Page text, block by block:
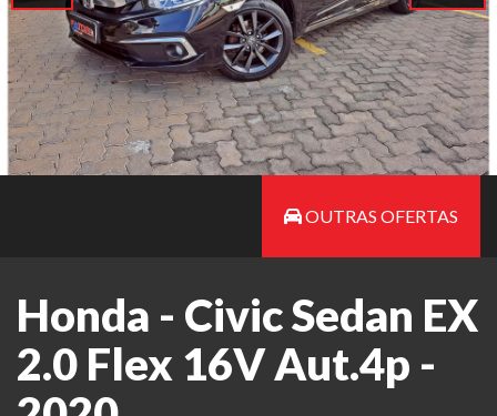
OUTRAS OFERTAS
Honda - Civic Sedan EX
2.0 Flex 16V Aut.4p -